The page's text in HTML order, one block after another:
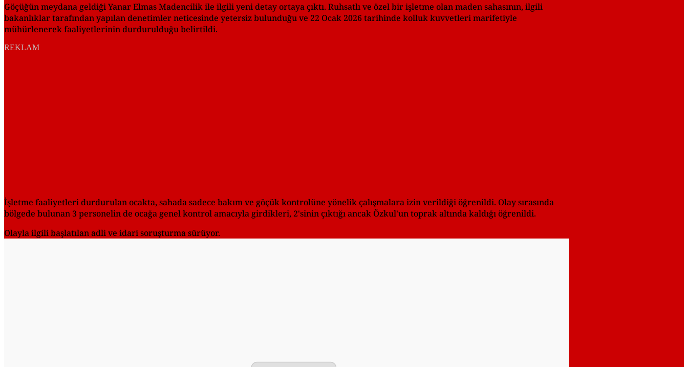
Göçüğün meydana geldiği Yanar Elmas Madencilik ile ilgili yeni detay ortaya çıktı. Ruhsatlı ve özel bir işletme olan maden sahasının, ilgili
bakanlıklar tarafından yapılan denetimler neticesinde yetersiz bulunduğu ve 22 Ocak 2026 tarihinde kolluk kuvvetleri marifetiyle
mühürlenerek faaliyetlerinin durdurulduğu belirtildi.
REKLAM
İşletme faaliyetleri durdurulan ocakta, sahada sadece bakım ve göçük kontrolüne yönelik çalışmalara izin verildiği öğrenildi. Olay sırasında
bölgede bulunan 3 personelin de ocağa genel kontrol amacıyla girdikleri, 2'sinin çıktığı ancak Özkul'un toprak altında kaldığı öğrenildi.
Olayla ilgili başlatılan adli ve idari soruşturma sürüyor.